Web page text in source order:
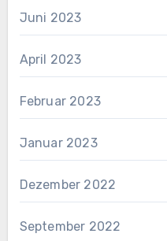
Juni 2023
April 2023
Februar 2023
Januar 2023
Dezember 2022
September 2022